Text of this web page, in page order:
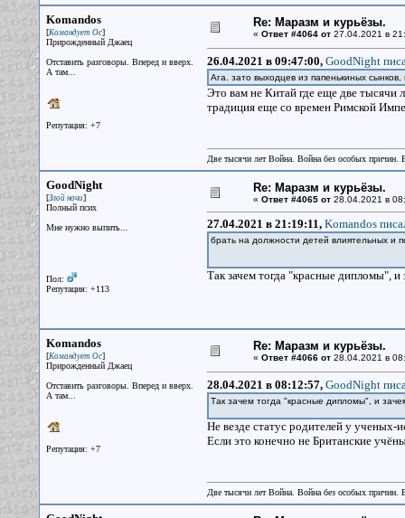
Komandos
[Командует Ос]
Прирожденный Джаец
Отставить разговоры. Вперед и вверх.
А там...
Репутация: +7
Re: Маразм и курьёзы.
« Ответ #4064 от27.04.2021 в
26.04.2021 в 09:47:00, GoodNight
Ага. зато выходцев из папенькиных
Это вам не Китай где еще две тысячи
традиция еще со времен Римской
Две тысячи лет Война. Война без особых
GoodNight
[Злой ночи]
Полный псих
Мне нужно выпить...
Пол:
Репутация: +113
Re: Маразм и курьёзы.
« Ответ #4065 от28.04.2021 в
27.04.2021 в 21:19:11, Komandos
брать на должности детей влиятельных и
Так зачем тогда "красные дипломы",
Komandos
[Командует Ос]
Прирожденный Джаец
Отставить разговоры. Вперед и вверх.
А там...
Репутация: +7
Re: Маразм и курьёзы.
« Ответ #4066 от28.04.2021 в
28.04.2021 в 08:12:57, GoodNight
Так зачем тогда "красные дипломы", и
Не везде статус родителей у ученых-
Если это конечно не Британские
Две тысячи лет Война. Война без особых